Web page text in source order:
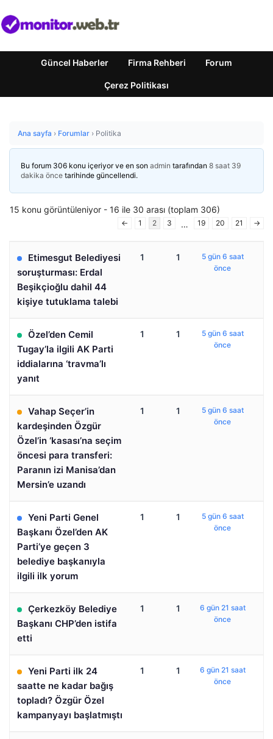
Güncel Haberler Firma Rehberi Forum
Çerez Politikası
Ana sayfa › Forumlar › Politika
Bu forum 306 konu içeriyor ve en son admin tarafından 8 saat 39
dakika önce tarihinde güncellendi.
15 konu görüntüleniyor - 16 ile 30 arası (toplam 306)
← 1 2 3 … 19 20 21 →
Etimesgut Belediyesi
soruşturması: Erdal
Beşikçioğlu dahil 44
kişiye tutuklama talebi
1 1
5 gün 6 saat
önce
Özel’den Cemil
Tugay’la ilgili AK Parti
iddialarına ‘travma’lı
yanıt
1 1
5 gün 6 saat
önce
Vahap Seçer’in
kardeşinden Özgür
Özel’in ‘kasası’na seçim
öncesi para transferi:
Paranın izi Manisa’dan
Mersin’e uzandı
1 1
5 gün 6 saat
önce
Yeni Parti Genel
Başkanı Özel’den AK
Parti’ye geçen 3
belediye başkanıyla
ilgili ilk yorum
1 1
5 gün 6 saat
önce
Çerkezköy Belediye
Başkanı CHP’den istifa
etti
1 1
6 gün 21 saat
önce
Yeni Parti ilk 24
saatte ne kadar bağış
topladı? Özgür Özel
kampanyayı başlatmıştı
1 1
6 gün 21 saat
önce